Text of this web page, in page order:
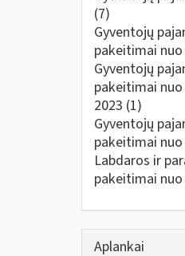
(7)
Gyventojų
pakeitimai nuo
Gyventojų
pakeitimai nuo
2023 (1)
Gyventojų
pakeitimai nuo
Labdaros ir
pakeitimai nuo
Aplankai